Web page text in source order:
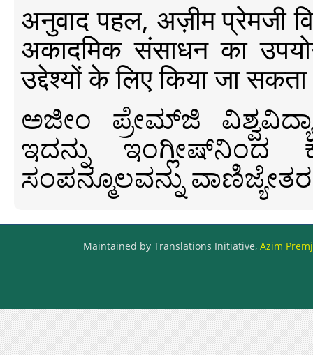
अनुवाद पहल, अज़ीम प्रेमजी
अकादमिक संसाधन का
उद्देश्यों के लिए किया जा
ಅಜೀಂ ಪ್ರೇಮ್‍ಜಿ
ಇದನ್ನು ಇಂಗ್ಲೀಷ್‍ನಿಂದ
ಸಂಪನ್ಮೂಲವನ್ನು
Maintained by Translations Initiative, Azim